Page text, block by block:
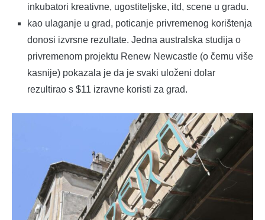
inkubatori kreativne, ugostiteljske, itd, scene u gradu.
kao ulaganje u grad, poticanje privremenog korištenja
donosi izvrsne rezultate. Jedna australska studija o
privremenom projektu Renew Newcastle (o čemu više
kasnije) pokazala je da je svaki uloženi dolar
rezultirao s $11 izravne koristi za grad.